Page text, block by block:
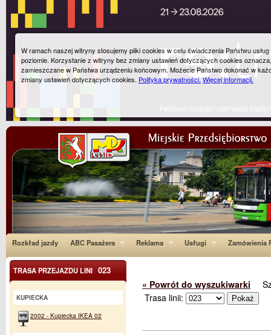
Rozkład jazdy ABC Pasażera Reklama Usługi Zamówienia
« Powrót do wyszukiwarki
Trasa linii:
TRASA PRZEJAZDU LINI 023
KUPIECKA
2002 - Kupiecka IKEA 02
W ramach naszej witryny stosujemy pliki cookies w celu świadczenia Państwu
poziomie. Korzystanie z witryny bez zmiany ustawień dotyczących cookies
zamieszczane w Państwa urządzeniu końcowym. Możecie Państwo dokonać w
zmiany ustawień dotyczących cookies. Polityka prywatności.Więcej informacji.